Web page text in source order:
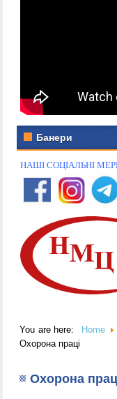
Банери
НАШІ СОЦІАЛЬНІ
You are here: Home
Охорона праці
Охорона